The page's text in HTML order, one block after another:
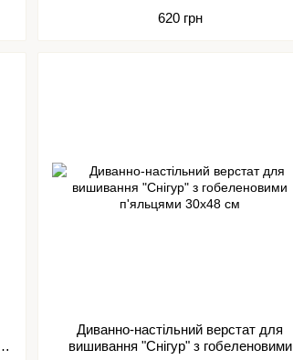
620 грн
Диванно-настільний верстат для
вишивання "Снігур" з гобеленовими